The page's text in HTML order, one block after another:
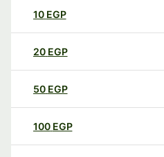
10 EGP
20 EGP
50 EGP
100 EGP